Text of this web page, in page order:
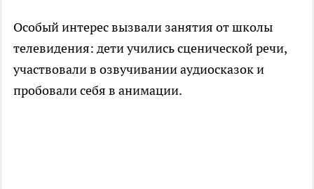
Особый интерес вызвали занятия от школы
телевидения: дети учились сценической речи,
участвовали в озвучивании аудиосказок и
пробовали себя в анимации.